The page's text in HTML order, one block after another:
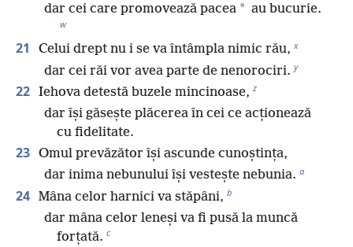
dar cei care promovează pacea * au bucurie.
w
21 Celui drept nu i se va întâmpla nimic rău, x
dar cei răi vor avea parte de nenorociri. y
22 Iehova detestă buzele mincinoase, z
dar își găsește plăcerea în cei ce acționează
cu fidelitate.
23 Omul prevăzător își ascunde cunoștința,
dar inima nebunului își vestește nebunia. a
24 Mâna celor harnici va stăpâni, b
dar mâna celor leneși va fi pusă la muncă
forțată. c